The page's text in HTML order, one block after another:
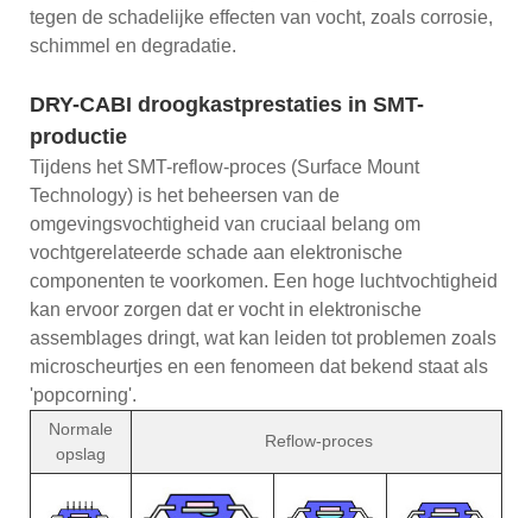
tegen de schadelijke effecten van vocht, zoals corrosie,
schimmel en degradatie.
DRY-CABI droogkastprestaties in SMT-
productie
Tijdens het SMT-reflow-proces (Surface Mount
Technology) is het beheersen van de
omgevingsvochtigheid van cruciaal belang om
vochtgerelateerde schade aan elektronische
componenten te voorkomen. Een hoge luchtvochtigheid
kan ervoor zorgen dat er vocht in elektronische
assemblages dringt, wat kan leiden tot problemen zoals
microscheurtjes en een fenomeen dat bekend staat als
'popcorning'.
Normale
opslag
Reflow-proces